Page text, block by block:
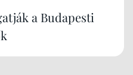
a Budapesti